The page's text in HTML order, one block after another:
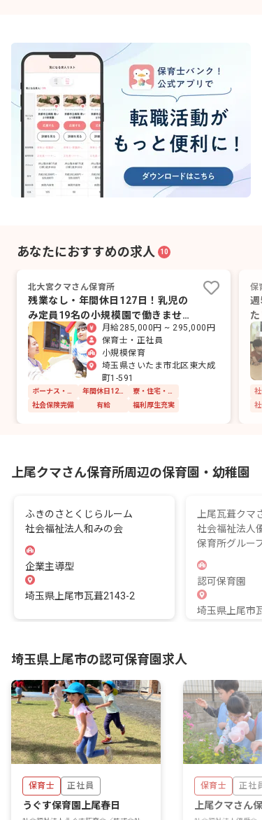
あなたにおすすめの求人 10
北大宮クマさん保育所
残業なし・年間休日127日！乳児の
み定員19名の小規模園で働きません
か
月給285,000円 ~ 295,000円
保育士・正社員
小規模保育
埼玉県さいたま市北区東大成
町1-591
社会保険完備
有給 福利厚生充実
保
社
社
上尾クマさん保育所周辺の保育園・幼稚園
ふきのさとくじらルーム
社会福祉法人和みの会
企業主導型
埼玉県上尾市瓦葺2143-2
上尾瓦葺クマ
社会福祉法人
保育所グループ
認可保育園
埼玉県上尾市
埼玉県上尾市の認可保育園求人
保育士 正社員
うぐす保育園上尾春日
保育士 正社員
上尾クマさん保